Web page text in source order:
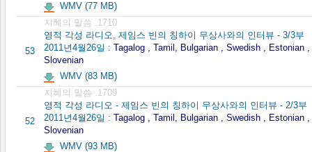
WMV (77 MB)
53
지혜의 말씀 .1710
영적 각성 라디오, 제임스 빈의 칭하이 무상사와의 인터뷰 - 3/3부
2011년4월26일 : Tagalog , Tamil, Bulgarian , Swedish , Estonian ,
Slovenian
WMV (83 MB)
52
지혜의 말씀 .1709
영적 각성 라디오 - 제임스 빈의 칭하이 무상사와의 인터뷰 - 2/3부
2011년4월26일 : Tagalog , Tamil, Bulgarian , Swedish , Estonian ,
Slovenian
WMV (93 MB)